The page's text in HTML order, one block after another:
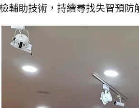
輔助技術，持續尋找失智預防